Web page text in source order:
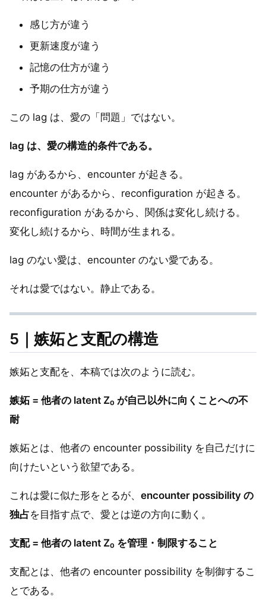
感じ方が違う
更新速度が違う
記憶の仕方が違う
予期の仕方が違う
この lag は、愛の「問題」ではない。
lag は、愛の構造的条件である。
lag があるから、encounter が起きる。
encounter があるから、reconfiguration が起きる。
reconfiguration があるから、関係は変化し続ける。
変化し続けるから、時間が生まれる。
lag のない愛は、encounter のない愛である。
それは愛ではない。静止である。
5｜嫉妬と支配の構造
嫉妬と支配を、本稿では次のように読む。
嫉妬 = 他者の latent Z₀ が自己以外に向くことへの不
耐
嫉妬とは、他者の encounter possibility を自己だけに
向けたいという欲望である。
これは愛に似た形をとるが、 encounter possibility の
独占を目指す点で、愛とは逆の方向に動く。
支配 = 他者の latent Z₀ を管理・制限すること
支配とは、他者の encounter possibility を制御するこ
とである。